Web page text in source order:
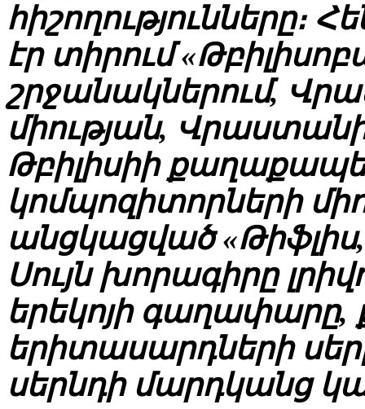
հիշողությունները։
էր տիրում
շրջանակներում,
միության, Վրաստանի
Թբիլիսիի
կոմպոզիտորների
անցկացված «Թիֆլիս,
Սույն խորագիրը
երեկոյի
երիտասարդների
սերնդի մարդկանց